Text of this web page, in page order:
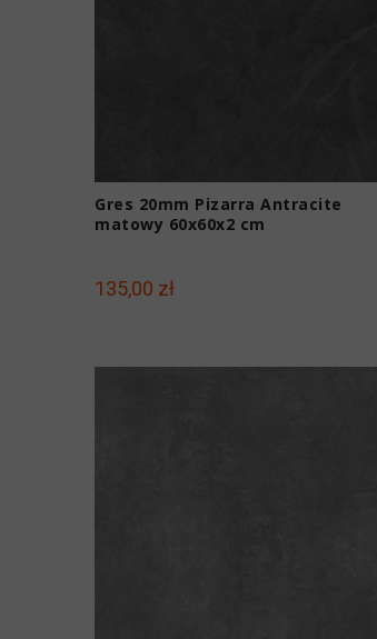
Gres 20mm Pizarra Antracite
matowy 60x60x2 cm
135,00 zł